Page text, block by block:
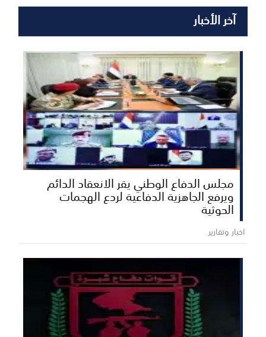
آخر الأخبار
مجلس الدفاع الوطني يقر الانعقاد الدائم
ويرفع الجاهزية الدفاعية لردع الهجمات
الحوثية
اخبار وتقارير